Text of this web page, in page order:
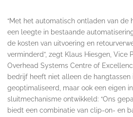
“Met het automatisch ontladen van de
een leegte in bestaande
de kosten van uitvoering en
verminderd”, zegt Klaus Hiesgen, Vice
Overhead Systems Centre of
bedrijf heeft niet alleen de hangtassen
geoptimaliseerd, maar ook een eigen
sluitmechanisme ontwikkeld: “Ons
biedt een combinatie van clip-on- en